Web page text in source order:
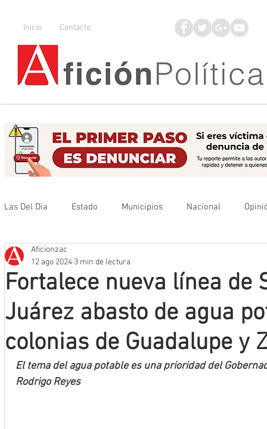
Inicio Contacto
Las Del Día Estado Municipios Nacional
Que no se olvide
Mineros LNBP
Fortalece nueva línea de
Juárez abasto de agua
colonias de Guadalupe y
Aficionzac
12 ago 2024 3 min de lectura
El tema del agua potable es una prioridad del
Rodrigo Reyes